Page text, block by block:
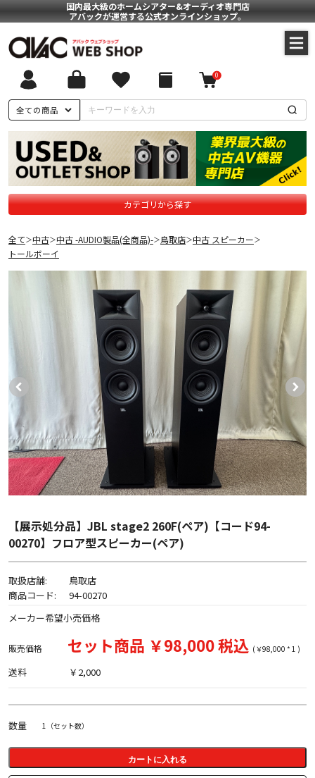
国内最大級のホームシアター&オーディオ専門店
アバックが運営する公式オンラインショップ。
全ての商品
0
カテゴリから探す
全て＞中古＞中古 -AUDIO製品(全商品)-＞鳥取店＞中古 スピーカー＞
トールボーイ
【展示処分品】JBL stage2 260F(ペア)【コード94-
00270】フロア型スピーカー(ペア)
取扱店舗:
鳥取店
商品コード:
94-00270
メーカー希望小売価格
販売価格 セット商品 ￥98,000 税込 (￥98,000 * 1 )
送料 ￥2,000
数量 1（セット数）
カートに入れる